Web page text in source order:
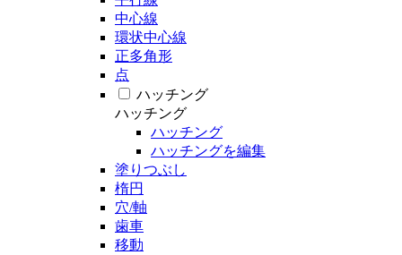
中心線
環状中心線
正多角形
点
ハッチング
ハッチング
ハッチング
ハッチングを編集
塗りつぶし
楕円
穴/軸
歯車
移動